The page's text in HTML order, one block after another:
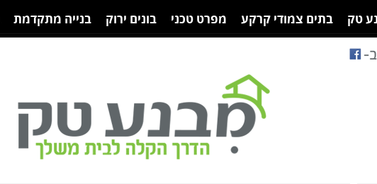
טק בתים צמודי קרקע מפרט טכני בונים ירוק בנייה מתקדמת